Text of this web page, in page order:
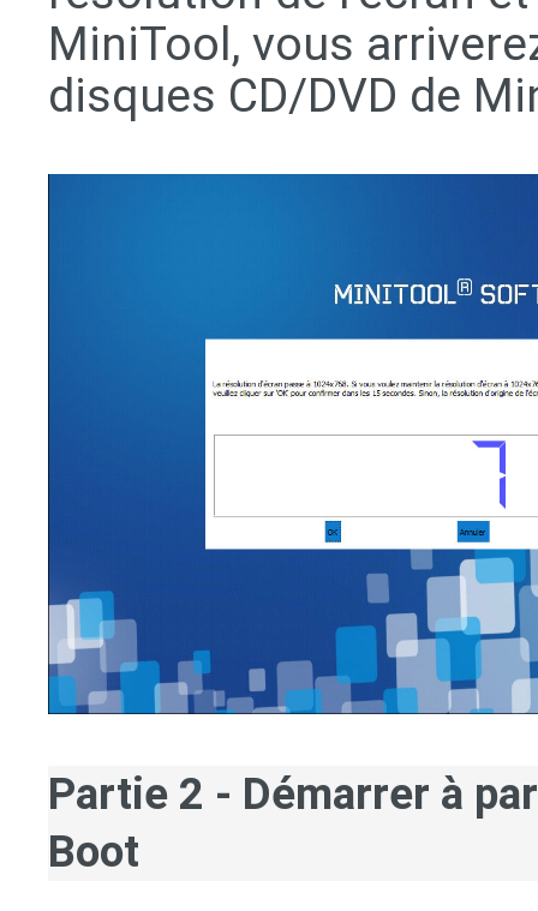
MiniTool, vous
disques CD/DVD de
Partie 2 - Démarrer à
Boot